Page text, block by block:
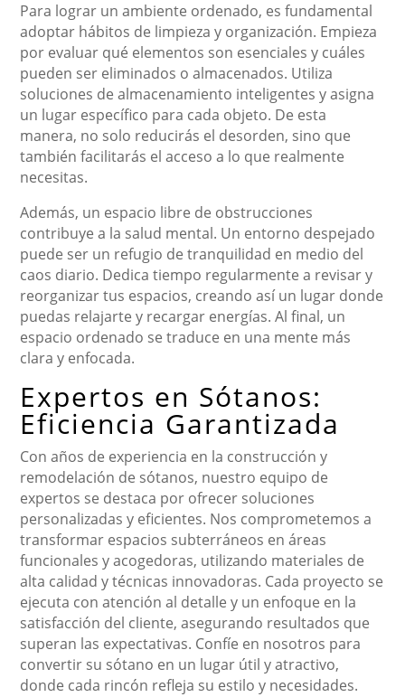
Para lograr un ambiente ordenado, es fundamental
adoptar hábitos de limpieza y organización. Empieza
por evaluar qué elementos son esenciales y cuáles
pueden ser eliminados o almacenados. Utiliza
soluciones de almacenamiento inteligentes y asigna
un lugar específico para cada objeto. De esta
manera, no solo reducirás el desorden, sino que
también facilitarás el acceso a lo que realmente
necesitas.
Además, un espacio libre de obstrucciones
contribuye a la salud mental. Un entorno despejado
puede ser un refugio de tranquilidad en medio del
caos diario. Dedica tiempo regularmente a revisar y
reorganizar tus espacios, creando así un lugar donde
puedas relajarte y recargar energías. Al final, un
espacio ordenado se traduce en una mente más
clara y enfocada.
Expertos en Sótanos:
Eficiencia Garantizada
Con años de experiencia en la construcción y
remodelación de sótanos, nuestro equipo de
expertos se destaca por ofrecer soluciones
personalizadas y eficientes. Nos comprometemos a
transformar espacios subterráneos en áreas
funcionales y acogedoras, utilizando materiales de
alta calidad y técnicas innovadoras. Cada proyecto se
ejecuta con atención al detalle y un enfoque en la
satisfacción del cliente, asegurando resultados que
superan las expectativas. Confíe en nosotros para
convertir su sótano en un lugar útil y atractivo,
donde cada rincón refleja su estilo y necesidades.